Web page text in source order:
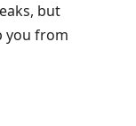
but
you from